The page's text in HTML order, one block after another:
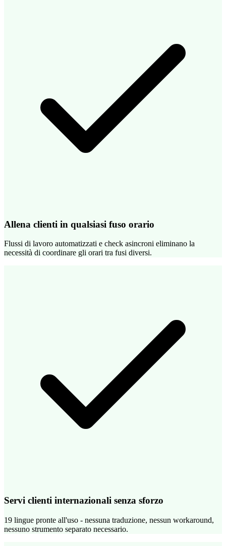
Allena clienti in qualsiasi fuso orario
Flussi di lavoro automatizzati e check asincroni eliminano la
necessità di coordinare gli orari tra fusi diversi.
Servi clienti internazionali senza sforzo
19 lingue pronte all'uso - nessuna traduzione, nessun workaround,
nessuno strumento separato necessario.